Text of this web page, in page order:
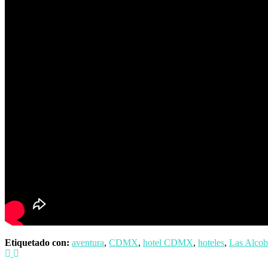
Etiquetado con: aventura, CDMX, hotel CDMX, hoteles, Las